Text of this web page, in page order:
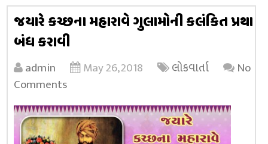
જયારે કચ્છના મહારાવે ગુલામોની કલંકિત પ્રથા
બંધ કરાવી
admin May 26, 2018 લોકવાર્તા
No
Comments